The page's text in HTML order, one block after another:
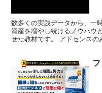
数多くの実践データから、一
資産を増やし続けるノウハウ
せた教材です。 アドセンスの